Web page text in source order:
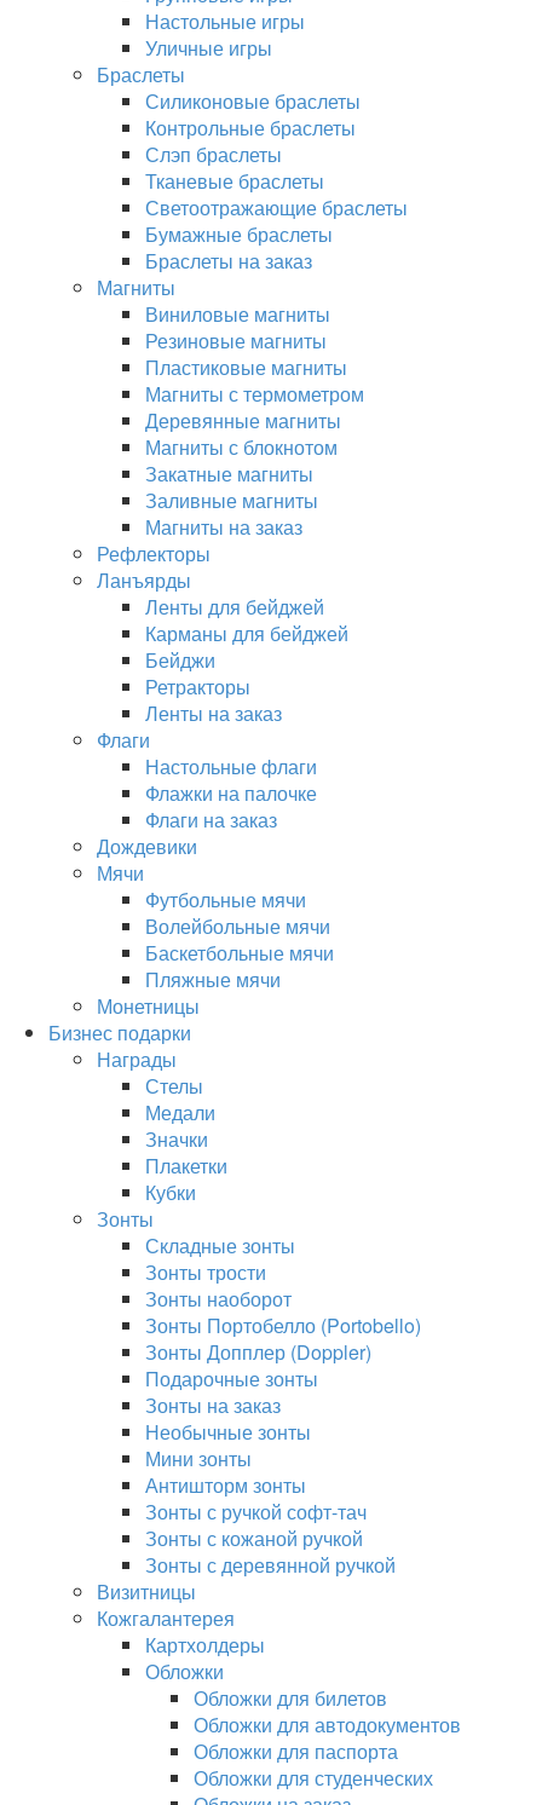
Настольные игры
Уличные игры
Браслеты
Силиконовые браслеты
Контрольные браслеты
Слэп браслеты
Тканевые браслеты
Светоотражающие браслеты
Бумажные браслеты
Браслеты на заказ
Магниты
Виниловые магниты
Резиновые магниты
Пластиковые магниты
Магниты с термометром
Деревянные магниты
Магниты с блокнотом
Закатные магниты
Заливные магниты
Магниты на заказ
Рефлекторы
Ланъярды
Ленты для бейджей
Карманы для бейджей
Бейджи
Ретракторы
Ленты на заказ
Флаги
Настольные флаги
Флажки на палочке
Флаги на заказ
Дождевики
Мячи
Футбольные мячи
Волейбольные мячи
Баскетбольные мячи
Пляжные мячи
Монетницы
Бизнес подарки
Награды
Стелы
Медали
Значки
Плакетки
Кубки
Зонты
Складные зонты
Зонты трости
Зонты наоборот
Зонты Портобелло (Portobello)
Зонты Допплер (Doppler)
Подарочные зонты
Зонты на заказ
Необычные зонты
Мини зонты
Антишторм зонты
Зонты с ручкой софт-тач
Зонты с кожаной ручкой
Зонты с деревянной ручкой
Визитницы
Кожгалантерея
Картхолдеры
Обложки
Обложки для билетов
Обложки для автодокументов
Обложки для паспорта
Обложки для студенческих